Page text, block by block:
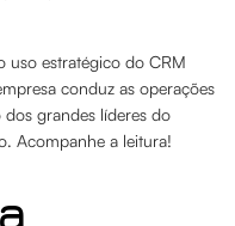
uso estratégico do CRM
conduz as operações
grandes líderes do
Acompanhe a leitura!